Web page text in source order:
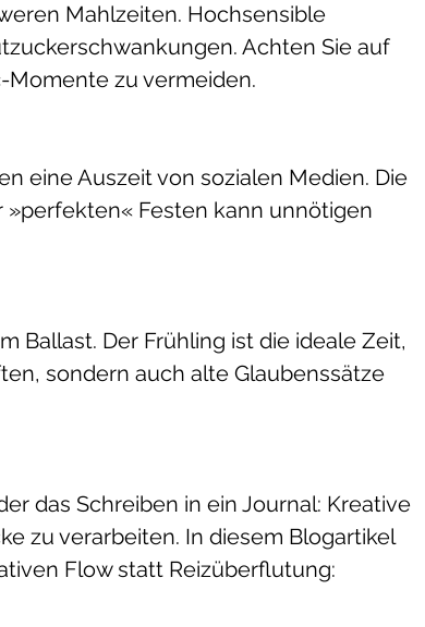
Mahlzeiten. Hochsensible
Achten Sie auf
Momente zu vermeiden.
eine Auszeit von sozialen Medien. Die
Festen kann unnötigen
Ballast. Der Frühling ist die ideale Zeit,
sondern auch alte Glaubenssätze
das Schreiben in ein Journal: Kreative
zu verarbeiten. In diesem Blogartikel
Flow statt Reizüberflutung: